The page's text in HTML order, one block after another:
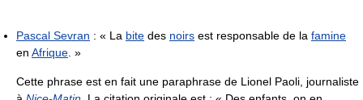
Pascal Sevran : « La bite des noirs est responsable de la famine
en Afrique . »
Cette phrase est en fait une paraphrase de Lionel Paoli, journaliste